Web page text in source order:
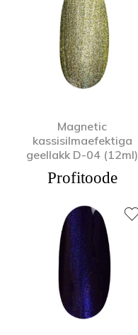
Magnetic
kassisilmaefektiga
geellakk D-04 (12ml)
Profitoode